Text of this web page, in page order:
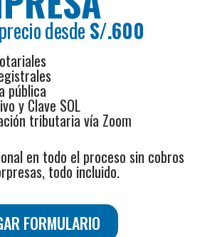
desdeS/.600
pública
y Clave SOL
tributaria vía Zoom
en todo el proceso sin cobros
todo incluido.
FORMULARIO